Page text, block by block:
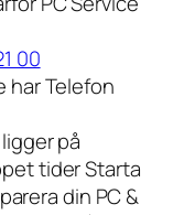
00
har Telefon
på
tider Starta
din PC &